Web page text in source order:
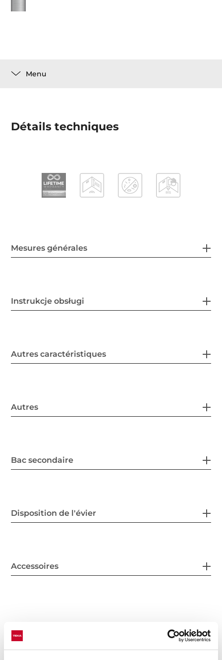
Menu
Détails techniques
Mesures générales
Instrukcje obsługi
Autres caractéristiques
Autres
Bac secondaire
Disposition de l'évier
Accessoires